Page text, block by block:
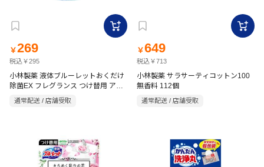
￥269
税込￥295
小林製薬 液体ブルーレットおくだけ
除菌EX フレグランス つけ替用 アロ
マティックソープ 67ml
通常配送 / 店舗受取
￥649
税込￥713
小林製薬 サラサーティコットン100
無香料 112個
通常配送 / 店舗受取